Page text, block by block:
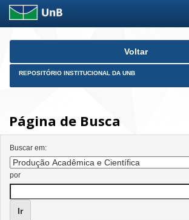
Skip
Voltar
REPOSITÓRIO INSTITUCIONAL DA UNB
Página de Busca
Buscar em:
por